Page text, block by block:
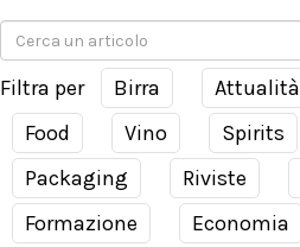
Filtra per Birra Attualità
Food
Vino Spirits
Packaging
Riviste
Formazione
Economia